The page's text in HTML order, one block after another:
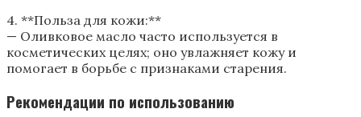
4. **Польза для кожи:**
— Оливковое масло часто используется в
косметических целях; оно увлажняет кожу и
помогает в борьбе с признаками старения.
Рекомендации по использованию